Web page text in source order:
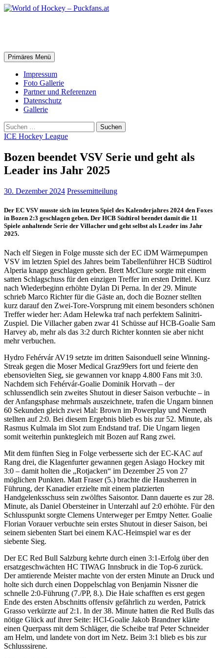
Zum
Suchen
Primäres Menü
Impressum
Foto Gallerie
Partner und Referenzen
Datenschutz
Gallerie
Suchen
nach:
ICE Hockey League
Bozen beendet VSV Serie und geht als
Leader ins Jahr 2025
30. Dezember 2024 Pressemitteilung
Der EC VSV musste sich im letzten Spiel des Kalenderjahres 2024 den Foxes
in Bozen 2:3 geschlagen geben. Der HCB Südtirol beendet damit die 11
Spiele anhaltende Serie der Villacher und geht selbst als Leader ins Jahr
2025.
Nach elf Siegen in Folge musste sich der EC iDM Wärmepumpen
VSV im letzten Spiel des Jahres beim Tabellenführer HCB Südtirol
Alperia knapp geschlagen geben. Brett McClure sorgte mit einem
satten Schlagschuss für den einzigen Treffer im ersten Drittel. Kurz
nach Wiederbeginn erhöhte Dylan Di Perna. In der 29. Minute
schrieb Marco Richter für die Gäste an, doch die Bozner stellten
kurz darauf den Zwei-Tore-Vorsprung mit einem besonders schönen
Treffer wieder her: Adam Helewka traf nach perfektem Salinitri-
Zuspiel. Die Villacher gaben zwar 41 Schüsse auf HCB-Goalie Sam
Harvey ab, mehr als das 3:2 durch Richter konnten sie aber nicht
mehr verbuchen.
Hydro Fehérvár AV19 setzte im dritten Saisonduell seine Winning-
Streak gegen die Moser Medical Graz99ers fort und feierte den
ebensovielten Sieg, sie gewannen vor knapp 4.800 Fans mit 3:0.
Nachdem sich Fehérvár-Goalie Dominik Horvath – der
schlussendlich sein zweites Shutout in dieser Saison verbuchte – in
der Anfangsphase mehrmals auszeichnete, trafen die Ungarn binnen
60 Sekunden gleich zwei Mal: Brown im Powerplay und Nemeth
stellten auf 2:0. Bei diesem Ergebnis blieb es bis zur 52. Minute, als
Rasmus Kulmala im Slot zum Endstand traf. Die Ungarn liegen
somit weiterhin punktegleich mit Bozen auf Rang zwei.
Mit dem fünften Sieg in Folge verbesserte sich der EC-KAC auf
Rang drei, die Klagenfurter gewannen gegen Asiago Hockey mit
3:0 – damit holten die „Rotjacken“ im Dezember 25 von 27
möglichen Punkten. Matt Fraser (5.) brachte die Hausherren in
Führung, der Kanadier erzielte mit einem platzierten
Handgelenksschuss sein zwölftes Saisontor. Dann dauerte es zur 28.
Minute, als Daniel Obersteiner in Unterzahl auf 2:0 erhöhte. Für den
Schlusspunkt sorgte Clemens Unterweger per Emtpy Netter. Goalie
Florian Vorauer verbuchte sein erstes Shutout in dieser Saison, bei
seinem siebenten Start bei einem KAC-Heimspiel war es der
siebente Sieg.
Der EC Red Bull Salzburg kehrte durch einen 3:1-Erfolg über den
ersatzgeschwächten HC TIWAG Innsbruck in die Top-6 zurück.
Der amtierende Meister machte von der ersten Minute an Druck und
holte sich durch einen Doppelschlag von Benjamin Nissner die
schnelle 2:0-Führung (7./PP, 8.). Die Haie schafften es erst gegen
Ende des ersten Abschnitts offensiv gefährlich zu werden, Patrick
Grasso verkürzte auf 2:1. In der 38. Minute hatten die Red Bulls das
nötige Glück auf ihrer Seite: HCI-Goalie Jakob Brandner klärte
einen Querpass mit dem Schläger, die Scheibe traf Peter Schneider
am Helm, und landete von dort im Netz. Beim 3:1 blieb es bis zur
Schlusssirene.